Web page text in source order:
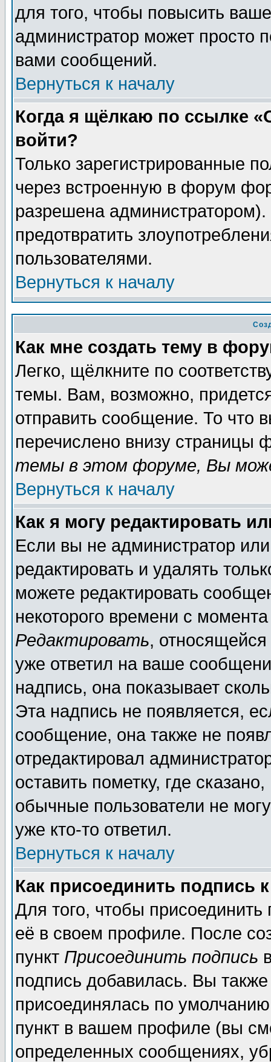
для того, чтобы повысить
администратор может просто
вами сообщений.
Вернуться к началу
Когда я щёлкаю по ссылке
войти?
Только зарегистрированные
через встроенную в форум
разрешена
предотвратить
пользователями.
Вернуться к началу
Как мне создать тему в
Легко, щёлкните по
темы. Вам, возможно,
отправить сообщение. То что
перечислено внизу страницы
темы в этом форуме, Вы
Вернуться к началу
Как я могу редактировать
Если вы не администратор
редактировать и удалять
можете редактировать
некоторого времени с
Редактировать,
уже ответил на ваше
надпись, она показывает
Эта надпись не появляется,
сообщение, она также не
отредактировал
оставить пометку, где
обычные пользователи не
уже кто-то ответил.
Вернуться к началу
Как присоединить подпись
Для того, чтобы
её в своем профиле. После
пункт Присоединить подпись
подпись добавилась. Вы
присоединялась по
пункт в вашем профиле (вы
определенных сообщениях,